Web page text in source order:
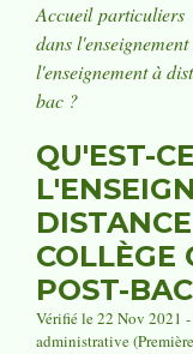
Accueil particuliers
dans
l'enseignement à
bac ?
QU'EST-
COLLÈGE
POST-
Vérifié le 22 Nov 2021
administrative